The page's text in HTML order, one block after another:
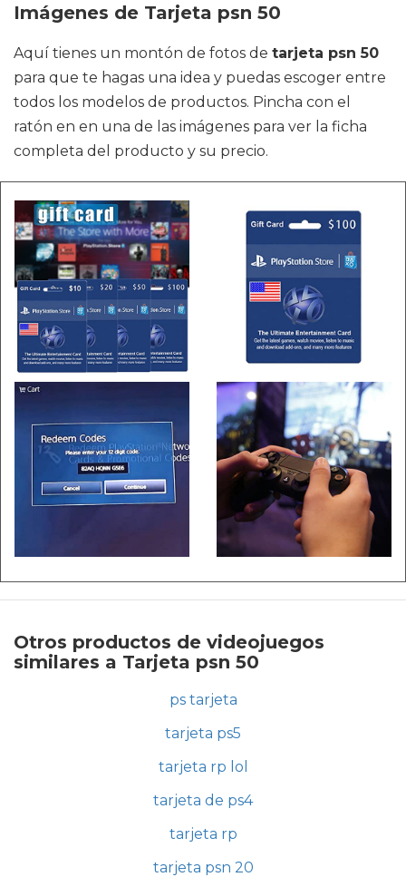
Imágenes de Tarjeta psn 50
Aquí tienes un montón de fotos de tarjeta psn 50
para que te hagas una idea y puedas escoger entre
todos los modelos de productos. Pincha con el
ratón en en una de las imágenes para ver la ficha
completa del producto y su precio.
Otros productos de videojuegos
similares a Tarjeta psn 50
ps tarjeta
tarjeta ps5
tarjeta rp lol
tarjeta de ps4
tarjeta rp
tarjeta psn 20